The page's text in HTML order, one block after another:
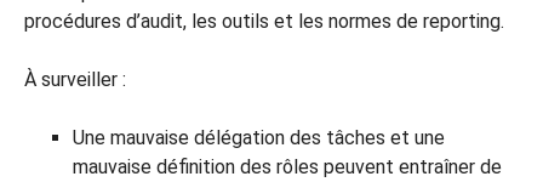
procédures d’audit, les outils et les normes de reporting.
À surveiller :
Une mauvaise délégation des tâches et une
mauvaise définition des rôles peuvent entraîner de